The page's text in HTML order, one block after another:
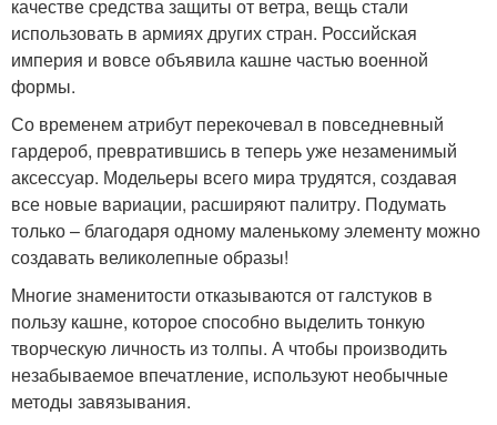
качестве средства защиты от ветра, вещь стали
использовать в армиях других стран. Российская
империя и вовсе объявила кашне частью военной
формы.
Со временем атрибут перекочевал в повседневный
гардероб, превратившись в теперь уже незаменимый
аксессуар. Модельеры всего мира трудятся, создавая
все новые вариации, расширяют палитру. Подумать
только – благодаря одному маленькому элементу можно
создавать великолепные образы!
Многие знаменитости отказываются от галстуков в
пользу кашне, которое способно выделить тонкую
творческую личность из толпы. А чтобы производить
незабываемое впечатление, используют необычные
методы завязывания.